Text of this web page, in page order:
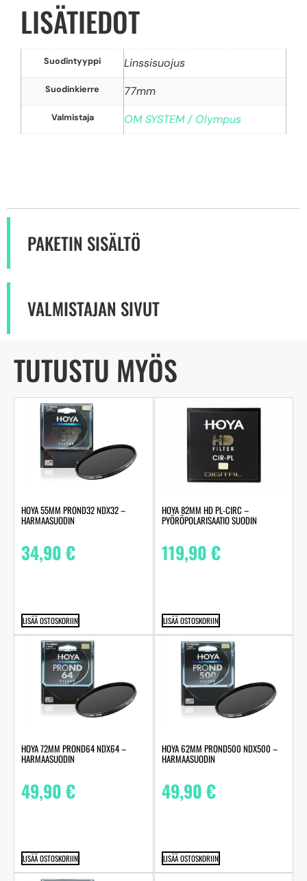
LISÄTIEDOT
Suodintyyppi Linssisuojus
Suodinkierre 77mm
Valmistaja OM SYSTEM / Olympus
PAKETIN SISÄLTÖ
VALMISTAJAN SIVUT
TUTUSTU MYÖS
HOYA 55MM PROND32 NDX32 –
HARMAASUODIN
34,90€
LISÄÄ OSTOSKORIIN
HOYA 82MM HD PL-CIRC –
PYÖRÖPOLARISAATIO SUODIN
119,90€
LISÄÄ OSTOSKORIIN
HOYA 72MM PROND64 NDX64 –
HARMAASUODIN
49,90€
LISÄÄ OSTOSKORIIN
HOYA 62MM PROND500 NDX500 –
HARMAASUODIN
49,90€
LISÄÄ OSTOSKORIIN